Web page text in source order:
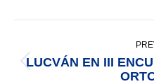
navigation
LUCVÁN EN III